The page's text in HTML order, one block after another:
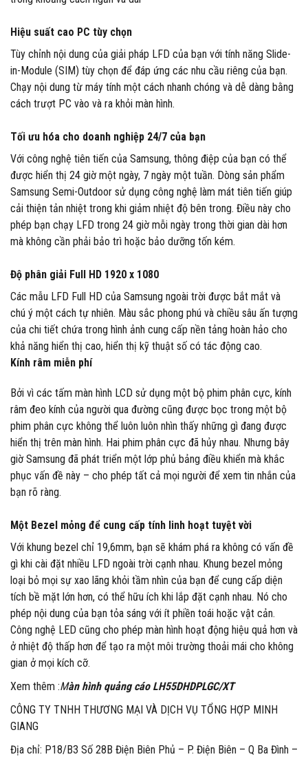
Hiệu suất cao PC tùy chọn
Tùy chỉnh nội dung của giải pháp LFD của bạn với tính năng Slide-
in-Module (SIM) tùy chọn để đáp ứng các nhu cầu riêng của bạn.
Chạy nội dung từ máy tính một cách nhanh chóng và dễ dàng bằng
cách trượt PC vào và ra khỏi màn hình.
Tối ưu hóa cho doanh nghiệp 24/7 của bạn
Với công nghệ tiên tiến của Samsung, thông điệp của bạn có thể
được hiển thị 24 giờ một ngày, 7 ngày một tuần. Dòng sản phẩm
Samsung Semi-Outdoor sử dụng công nghệ làm mát tiên tiến giúp
cải thiện tản nhiệt trong khi giảm nhiệt độ bên trong. Điều này cho
phép bạn chạy LFD trong 24 giờ mỗi ngày trong thời gian dài hơn
mà không cần phải bảo trì hoặc bảo dưỡng tốn kém.
Độ phân giải Full HD 1920 x 1080
Các mẫu LFD Full HD của Samsung ngoài trời được bắt mắt và
chú ý một cách tự nhiên. Màu sắc phong phú và chiều sâu ấn tượng
của chi tiết chứa trong hình ảnh cung cấp nền tảng hoàn hảo cho
khả năng hiển thị cao, hiển thị kỹ thuật số có tác động cao.
Kính râm miễn phí
Bởi vì các tấm màn hình LCD sử dụng một bộ phim phân cực, kính
râm đeo kính của người qua đường cũng được bọc trong một bộ
phim phân cực không thể luôn luôn nhìn thấy những gì đang được
hiển thị trên màn hình. Hai phim phân cực đã hủy nhau. Nhưng bây
giờ Samsung đã phát triển một lớp phủ bảng điều khiển mà khắc
phục vấn đề này – cho phép tất cả mọi người để xem tin nhắn của
bạn rõ ràng.
Một Bezel mỏng để cung cấp tính linh hoạt tuyệt vời
Với khung bezel chỉ 19,6mm, bạn sẽ khám phá ra không có vấn đề
gì khi cài đặt nhiều LFD ngoài trời cạnh nhau. Khung bezel mỏng
loại bỏ mọi sự xao lãng khỏi tầm nhìn của bạn để cung cấp diện
tích bề mặt lớn hơn, có thể hữu ích khi lắp đặt cạnh nhau. Nó cho
phép nội dung của bạn tỏa sáng với ít phiền toái hoặc vật cản.
Công nghệ LED cũng cho phép màn hình hoạt động hiệu quả hơn và
ở nhiệt độ thấp hơn để tạo ra một môi trường thoải mái cho không
gian ở mọi kích cỡ.
Xem thêm :Màn hình quảng cáo LH55DHDPLGC/XT
CÔNG TY TNHH THƯƠNG MẠI VÀ DỊCH VỤ TỔNG HỢP MINH
GIANG
Địa chỉ: P18/B3 Số 28B Điện Biên Phủ – P. Điện Biên – Q Ba Đình –